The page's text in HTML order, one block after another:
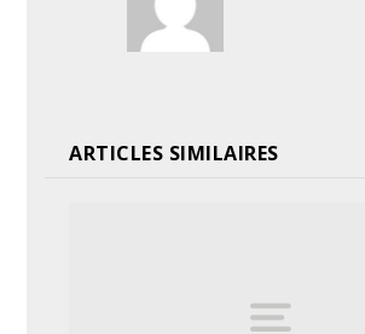
ARTICLES SIMILAIRES